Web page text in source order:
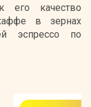
его качество
в зернах
эспрессо по
с нотками
не оставит